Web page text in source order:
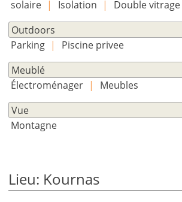
solaire | Isolation |
Double vitrage
Outdoors
Parking |
Piscine privee
Meublé
Électroménager |
Meubles
Vue
Montagne
Lieu: Kournas
inscrire
maintenant!
voir
tous
vos
avantages